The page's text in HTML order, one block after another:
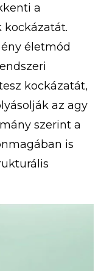
a
kockázatát.
életmód
kockázatát,
az agy
szerint a
is